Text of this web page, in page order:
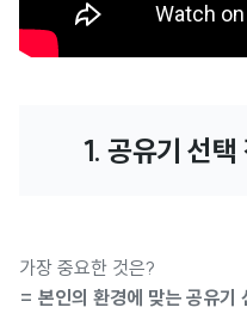
1. 공유기 선
가장 중요한 것은?
= 본인의 환경에 맞는 공유기